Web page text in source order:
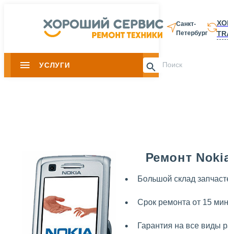
Санкт-
Петербург
УСЛУГИ 8 812 337-
Ремонт
Большой склад
Срок ремонта от 15
Гарантия на все виды